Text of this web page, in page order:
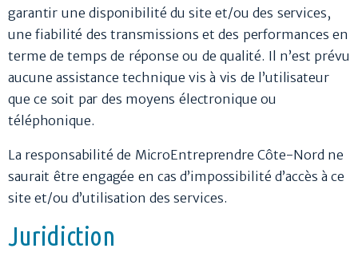
garantir une disponibilité du site et/ou des services,
une fiabilité des transmissions et des performances en
terme de temps de réponse ou de qualité. Il n’est prévu
aucune assistance technique vis à vis de l’utilisateur
que ce soit par des moyens électronique ou
téléphonique.
La responsabilité de MicroEntreprendre Côte-Nord ne
saurait être engagée en cas d’impossibilité d’accès à ce
site et/ou d’utilisation des services.
Juridiction